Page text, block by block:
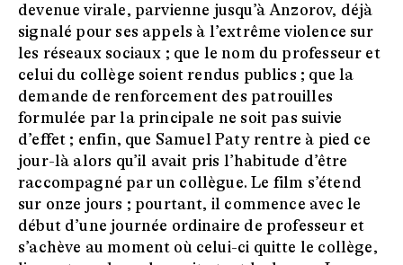
devenue virale, parvienne jusqu’à Anzorov, déjà
signalé pour ses appels à l’extrême violence sur
les réseaux sociaux ; que le nom du professeur et
celui du collège soient rendus publics ; que la
demande de renforcement des patrouilles
formulée par la principale ne soit pas suivie
d’effet ; enfin, que Samuel Paty rentre à pied ce
jour-là alors qu’il avait pris l’habitude d’être
raccompagné par un collègue. Le film s’étend
sur onze jours ; pourtant, il commence avec le
début d’une journée ordinaire de professeur et
s’achève au moment où celui-ci quitte le collège,